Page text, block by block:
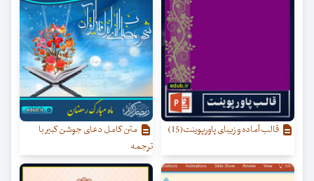
قالب آماده و زیبای پاورپوینت(15)
متن کامل دعای جوشن کبیر با
ترجمه